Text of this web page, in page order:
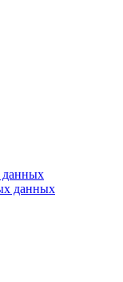
данных
данных